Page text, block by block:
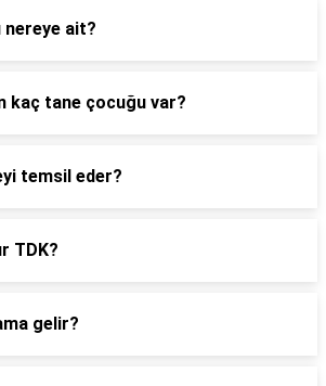
ait?
kaç tane çocuğu var?
temsil eder?
TDK?
gelir?